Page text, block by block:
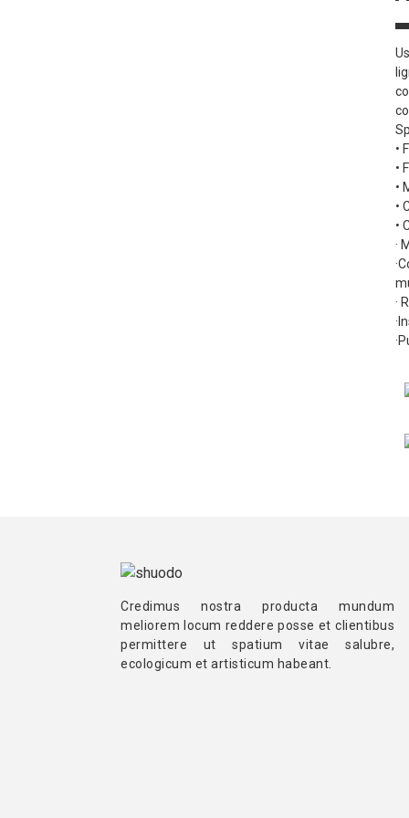
•
•
•
•
•
·
·
Credimus nostra producta mundum
meliorem locum reddere posse et clientibus
permittere ut spatium vitae salubre,
ecologicum et artisticum habeant.